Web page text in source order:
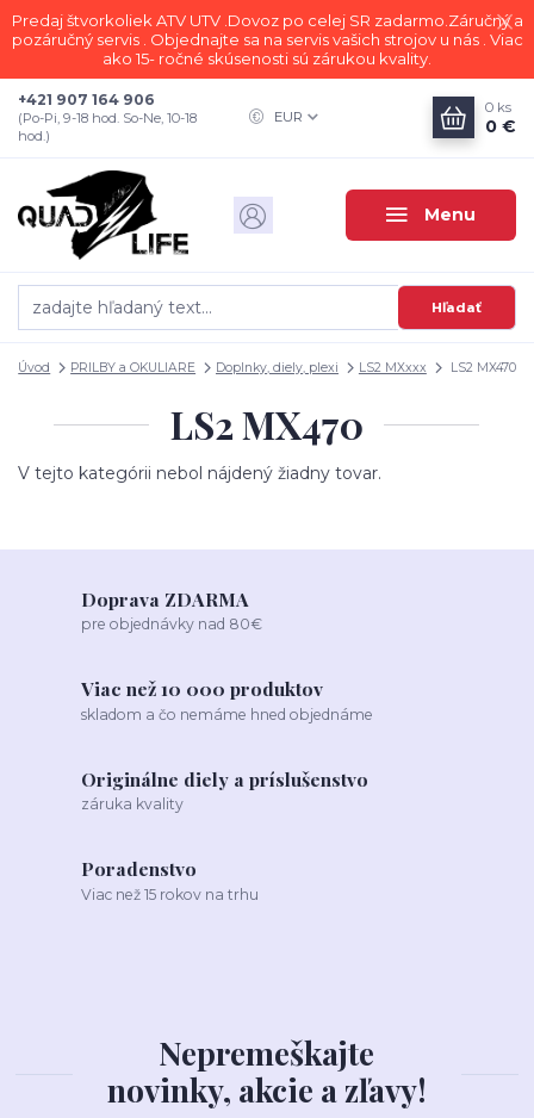
Predaj štvorkoliek ATV UTV .Dovoz po celej SR zadarmo.Záručný a
pozáručný servis . Objednajte sa na servis vašich strojov u nás . Viac
ako 15- ročné skúsenosti sú zárukou kvality.
Menu
EUR
Hľadať
+421 907 164 906
(Po-Pi, 9-18 hod. So-Ne, 10-18
hod.)
0 ks
0 €
Úvod PRILBY a OKULIARE Doplnky, diely, plexi LS2 MXxxx LS2 MX470
LS2 MX470
V tejto kategórii nebol nájdený žiadny tovar.
Doprava ZDARMA
pre objednávky nad 80€
Viac než 10 000 produktov
skladom a čo nemáme hned objednáme
Originálne diely a príslušenstvo
záruka kvality
Poradenstvo
Viac než 15 rokov na trhu
Nepremeškajte
novinky, akcie a zľavy!